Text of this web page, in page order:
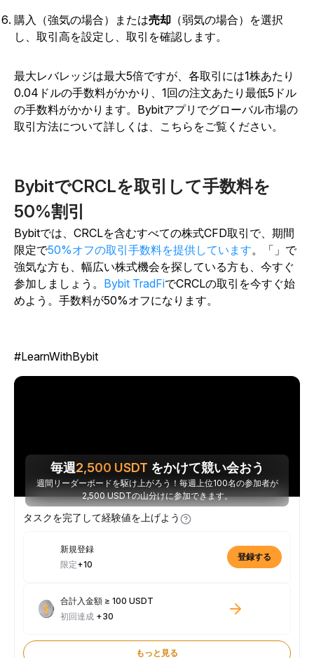
購入（強気の場合）または売却 （弱気の場合）を選択
し、取引高を設定し、取引を確認します。
最大レバレッジは最大5倍ですが、各取引には1株あたり
0.04ドルの手数料がかかり、1回の注文あたり最低5ドル
の手数料がかかります。Bybitアプリでグローバル市場の
取引方法について詳しくは、こちらをご覧ください。
BybitでCRCLを取引して手数料を
50%割引
Bybitでは、CRCLを含むすべての株式CFD取引で、期間
限定で50%オフの取引手数料を提供しています。「」で
強気な方も、幅広い株式機会を探している方も、今すぐ
参加しましょう。 Bybit TradFiでCRCLの取引を今すぐ始
めよう。手数料が50%オフになります。
#LearnWithBybit
毎週2,500 USDT をかけて競い会おう
週間リーダーボードを駆け上がろう！毎週上位100名の参加者が
2,500 USDTの山分けに参加できます。
タスクを完了して経験値を上げよう
新規登録
限定+10
登録する
合計入金額 ≥ 100 USDT
初回達成 +30
もっと見る